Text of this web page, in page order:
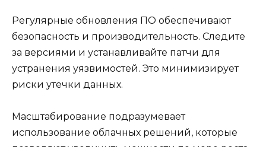
Регулярные обновления ПО обеспечивают
безопасность и производительность. Следите
за версиями и устанавливайте патчи для
устранения уязвимостей. Это минимизирует
риски утечки данных.
Масштабирование подразумевает
использование облачных решений, которые